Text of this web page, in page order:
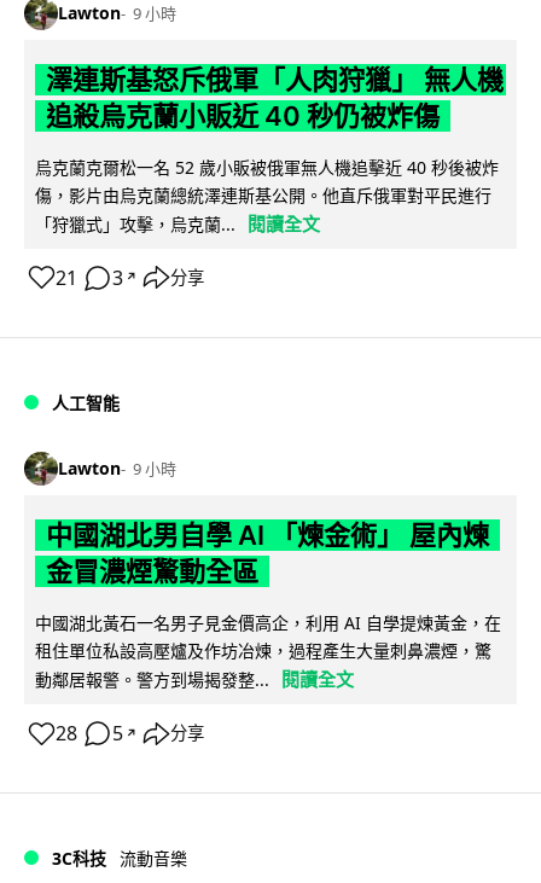
Lawton 9 小時
澤連斯基怒斥俄軍「人肉狩獵」 無人機
追殺烏克蘭小販近 40 秒仍被炸傷
烏克蘭克爾松一名 52 歲小販被俄軍無人機追擊近 40 秒後被炸
傷，影片由烏克蘭總統澤連斯基公開。他直斥俄軍對平民進行
「狩獵式」攻擊，烏克蘭...
閱讀全文
21 3 ↗ 分享
人工智能
Lawton 9 小時
中國湖北男自學 AI 「煉金術」 屋內煉
金冒濃煙驚動全區
中國湖北黃石一名男子見金價高企，利用 AI 自學提煉黃金，在
租住單位私設高壓爐及作坊冶煉，過程產生大量刺鼻濃煙，驚
動鄰居報警。警方到場揭發整...
閱讀全文
28 5 ↗ 分享
3C科技 流動音樂